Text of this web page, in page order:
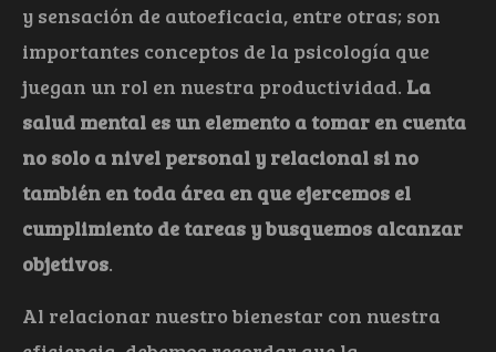
y sensación de autoeficacia, entre otras; son
importantes conceptos de la psicología que
juegan un rol en nuestra productividad. La
salud mental es un elemento a tomar en cuenta
no solo a nivel personal y relacional si no
también en toda área en que ejercemos el
cumplimiento de tareas y busquemos alcanzar
objetivos.
Al relacionar nuestro bienestar con nuestra